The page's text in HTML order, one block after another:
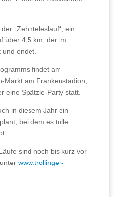
„Zehnteleslauf“, ein
über 4,5 km, der im
endet.
findet am
Markt am Frankenstadion,
eine Spätzle-Party statt.
in diesem Jahr ein
bei dem es tolle
sind noch bis kurz vor
www.trollinger-